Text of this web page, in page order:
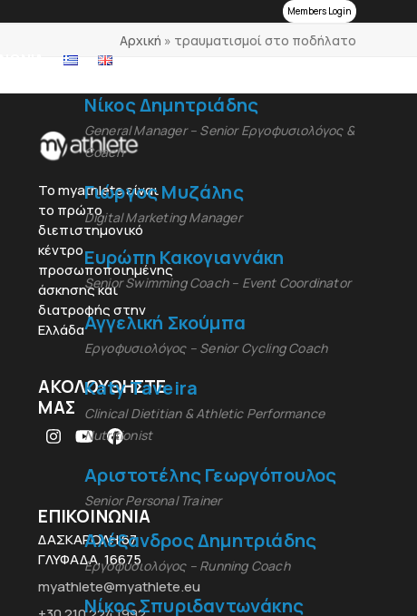
Members Login
Αρχική » τραυματισμοί στο ποδήλατο
Νίκος Δημητριάδης
General Manager – Senior Εργοφυσιολόγος &
Coach
Γιώργος Μυζάλης
Digital Marketing Manager
Ευρώπη Κακογιαννάκη
Senior Swimming Coach – Event Coordinator
Αγγελική Σκούμπα
Εργοφυσιολόγος – Senior Cycling Coach
Katy Taveira
Clinical Dietitian & Athletic Performance
Nutritionist
Αριστοτέλης Γεωργόπουλος
Senior Personal Trainer
Αλέξανδρος Δημητριάδης
Εργοφυσιολόγος – Running Coach
Νίκος Σπυριδαντωνάκης
To myathlete είναι
το πρώτο
διεπιστημονικό
κέντρο
προσωποποιημένης
άσκησης και
διατροφής στην
Ελλάδα
ΑΚΟΛΟΥΘΗΣΤΕ
ΜΑΣ
Instagram
YouTube
Facebook
ΕΠΙΚΟΙΝΩΝΙΑ
ΔΑΣΚΑΡΟΛΗ 67
ΓΛΥΦΑΔΑ, 16675
myathlete@myathlete.eu